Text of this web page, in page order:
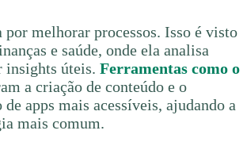
por melhorar processos. Isso é visto
e saúde, onde ela analisa
insights úteis. Ferramentas como o
a criação de conteúdo e o
apps mais acessíveis, ajudando a
mais comum.